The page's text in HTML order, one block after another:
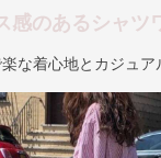
感のあるシャツ
な着心地とカジュア